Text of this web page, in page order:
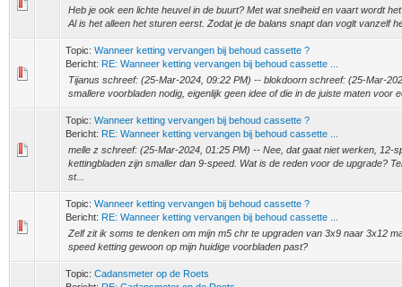
Heb je ook een lichte heuvel in de buurt? Met wat snelheid en vaart wordt
Al is het alleen het sturen eerst. Zodat je de balans snapt dan voglt vanzelf
Topic: Wanneer ketting vervangen bij behoud cassette ?
Bericht: RE: Wanneer ketting vervangen bij behoud cassette ...
Tijanus schreef: (25-Mar-2024, 09:22 PM) -- blokdoorn schreef: (25-Mar-
smallere voorbladen nodig, eigenlijk geen idee of die in de juiste maten voor
Topic: Wanneer ketting vervangen bij behoud cassette ?
Bericht: RE: Wanneer ketting vervangen bij behoud cassette ...
melle z schreef: (25-Mar-2024, 01:25 PM) -- Nee, dat gaat niet werken, 12-
kettingbladen zijn smaller dan 9-speed. Wat is de reden voor de upgrade?
st...
Topic: Wanneer ketting vervangen bij behoud cassette ?
Bericht: RE: Wanneer ketting vervangen bij behoud cassette ...
Zelf zit ik soms te denken om mijn m5 chr te upgraden van 3x9 naar 3x12
speed ketting gewoon op mijn huidige voorbladen past?
Topic: Cadansmeter op de Roets